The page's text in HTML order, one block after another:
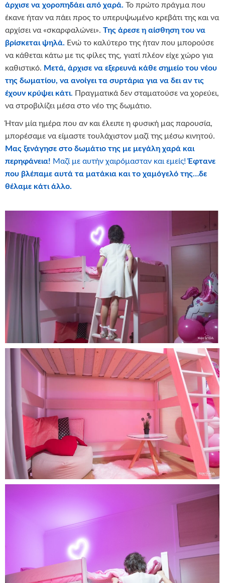
άρχισε να χοροπηδάει από χαρά. Το πρώτο πράγμα που
έκανε ήταν να πάει προς το υπερυψωμένο κρεβάτι της και να
αρχίσει να «σκαρφαλώνει». Της άρεσε η αίσθηση του να
βρίσκεται ψηλά. Ενώ το καλύτερο της ήταν που μπορούσε
να κάθεται κάτω με τις φίλες της, γιατί πλέον είχε χώρο για
καθιστικό. Μετά, άρχισε να εξερευνά κάθε σημείο του νέου
της δωματίου, να ανοίγει τα συρτάρια για να δει αν τις
έχουν κρύψει κάτι. Πραγματικά δεν σταματούσε να χορεύει,
να στροβιλίζει μέσα στο νέο της δωμάτιο.
Ήταν μία ημέρα που αν και έλειπε η φυσική μας παρουσία,
μπορέσαμε να είμαστε τουλάχιστον μαζί της μέσω κινητού.
Μας ξενάγησε στο δωμάτιο της με μεγάλη χαρά και
περηφάνεια! Μαζί με αυτήν χαιρόμασταν και εμείς! Έφτανε
που βλέπαμε αυτά τα ματάκια και το χαμόγελό της…δε
θέλαμε κάτι άλλο.